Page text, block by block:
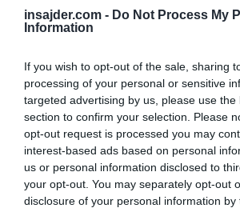
insajder.com - Do Not Process My
Information
If you wish to opt-out of the sale, sharing
processing of your personal or sensitive
targeted advertising by us, please use the
section to confirm your selection. Please
opt-out request is processed you may
interest-based ads based on personal
us or personal information disclosed to
your opt-out. You may separately opt-out
disclosure of your personal information
oziroma protiletalsko zaščito–
ki lahko delujejo proti
Čeprav javni viri ne opisujejo
sistemov, je znano, da imajo
sistemeS-300 in podobne ter
kombinirana s sistemom
prednost branilcem.